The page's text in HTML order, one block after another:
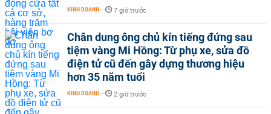
KINH DOANH - 7 giờ trước
Chân dung ông chủ kín tiếng đứng sau
tiệm vàng Mi Hồng: Từ phụ xe, sửa đồ
điện tử cũ đến gây dựng thương hiệu
hơn 35 năm tuổi
KINH DOANH - 2 giờ trước